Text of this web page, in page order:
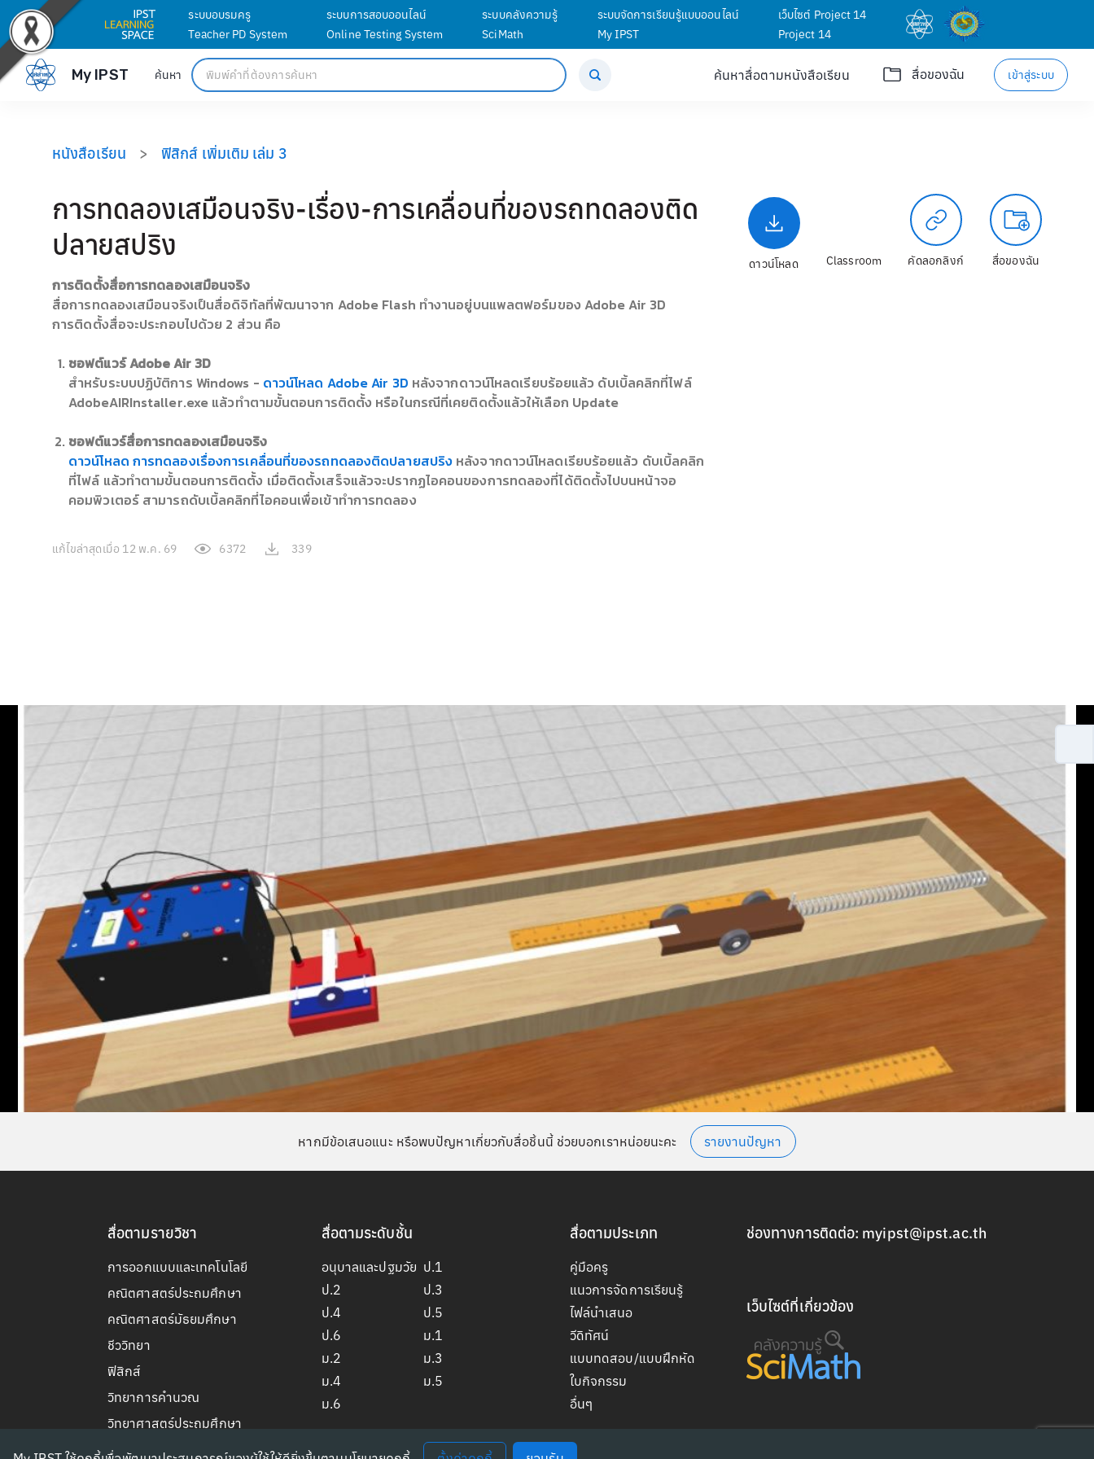
ระบบอบรมครู
Teacher PD System
ระบบการสอบออนไลน์
Online Testing System
ระบบคลังความรู้
SciMath
ระบบจัดการเรียนรู้แบบออนไลน์
My IPST
เว็บไซต์ Project 14
Project 14
My IPST ค้นหา ค้นหาสื่อตามหนังสือเรียน สื่อของฉัน เข้าสู่ระบบ
หนังสือเรียน > ฟิสิกส์ เพิ่มเติม เล่ม 3
การทดลองเสมือนจริง-เรื่อง-การเคลื่อนที่ของรถทดลองติด
ปลายสปริง
การติดตั้งสื่อการทดลองเสมือนจริง
สื่อการทดลองเสมือนจริงเป็นสื่อดิจิทัลที่พัฒนาจาก Adobe Flash ทํางานอยู่บนแพลตฟอร์มของ Adobe Air 3D
การติดตั้งสื่อจะประกอบไปด้วย 2 ส่วน คือ
ซอฟต์แวร์ Adobe Air 3D
สําหรับระบบปฏิบัติการ Windows - ดาวน์โหลด Adobe Air 3D หลังจากดาวน์โหลดเรียบร้อยแล้ว ดับเบิ้ลคลิกที่ไฟล์
AdobeAIRInstaller.exe แล้วทำตามขั้นตอนการติดตั้ง หรือในกรณีที่เคยติดตั้งแล้วให้เลือก Update
ซอฟต์แวร์สื่อการทดลองเสมือนจริง
ดาวน์โหลด การทดลองเรื่องการเคลื่อนที่ของรถทดลองติดปลายสปริง หลังจากดาวน์โหลดเรียบร้อยแล้ว ดับเบิ้ลคลิก
ที่ไฟล์ แล้วทําตามขั้นตอนการติดตั้ง เมื่อติดตั้งเสร็จแล้วจะปรากฏไอคอนของการทดลองที่ได้ติดตั้งไปบนหน้าจอ
คอมพิวเตอร์ สามารถดับเบิ้ลคลิกที่ไอคอนเพื่อเข้าทําการทดลอง
แก้ไขล่าสุดเมื่อ 12 พ.ค. 69 6372 339
ดาวน์โหลด Classroom คัดลอกลิงก์ สื่อของฉัน
หากมีข้อเสนอแนะ หรือพบปัญหาเกี่ยวกับสื่อชิ้นนี้ ช่วยบอกเราหน่อยนะคะ รายงานปัญหา
สื่อตามรายวิชา
การออกแบบและเทคโนโลยี
คณิตศาสตร์ประถมศึกษา
คณิตศาสตร์มัธยมศึกษา
ชีววิทยา
ฟิสิกส์
วิทยาการคำนวณ
วิทยาศาสตร์ประถมศึกษา
วิทยาศาสตร์มัธยมศึกษาตอนต้น
สื่อตามระดับชั้น
อนุบาลและปฐมวัย ป.1
ป.2
ป.3
ป.4
ป.5
ป.6
ม.1
ม.2
ม.3
ม.4
ม.5
ม.6
สื่อตามประเภท
คู่มือครู
แนวการจัดการเรียนรู้
ไฟล์นำเสนอ
วีดิทัศน์
แบบทดสอบ/แบบฝึกหัด
ใบกิจกรรม
อื่นๆ
ช่องทางการติดต่อ: myipst@ipst.ac.th
เว็บไซต์ที่เกี่ยวข้อง